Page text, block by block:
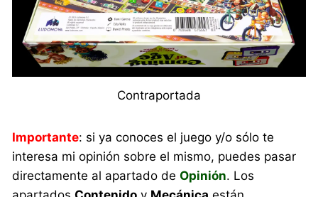
Contraportada
Importante: si ya conoces el juego y/o sólo te
interesa mi opinión sobre el mismo, puedes pasar
directamente al apartado deOpinión. Los